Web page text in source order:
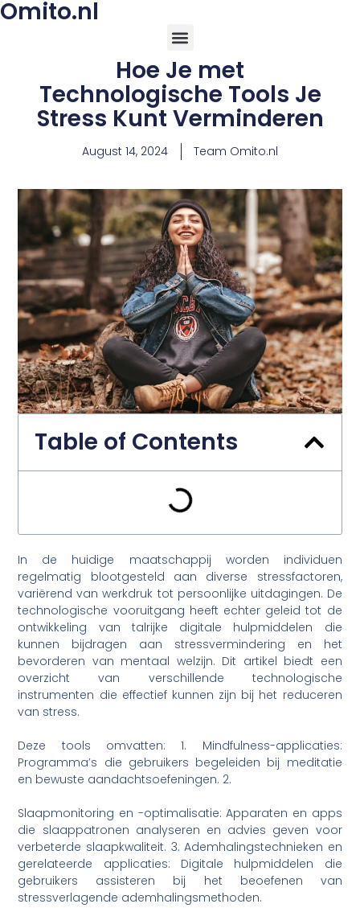
Omito.nl
Hoe Je met
Technologische Tools Je
Stress Kunt Verminderen
August 14, 2024 Team Omito.nl
Table of Contents
In de huidige maatschappij worden individuen
regelmatig blootgesteld aan diverse stressfactoren,
variërend van werkdruk tot persoonlijke uitdagingen. De
technologische vooruitgang heeft echter geleid tot de
ontwikkeling van talrijke digitale hulpmiddelen die
kunnen bijdragen aan stressvermindering en het
bevorderen van mentaal welzijn. Dit artikel biedt een
overzicht van verschillende technologische
instrumenten die effectief kunnen zijn bij het reduceren
van stress.
Deze tools omvatten: 1. Mindfulness-applicaties:
Programma’s die gebruikers begeleiden bij meditatie
en bewuste aandachtsoefeningen. 2.
Slaapmonitoring en -optimalisatie: Apparaten en apps
die slaappatronen analyseren en advies geven voor
verbeterde slaapkwaliteit. 3. Ademhalingstechnieken en
gerelateerde applicaties: Digitale hulpmiddelen die
gebruikers assisteren bij het beoefenen van
stressverlagende ademhalingsmethoden.